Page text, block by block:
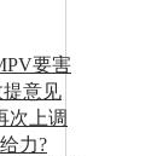
要害
提意见
次上调
力?